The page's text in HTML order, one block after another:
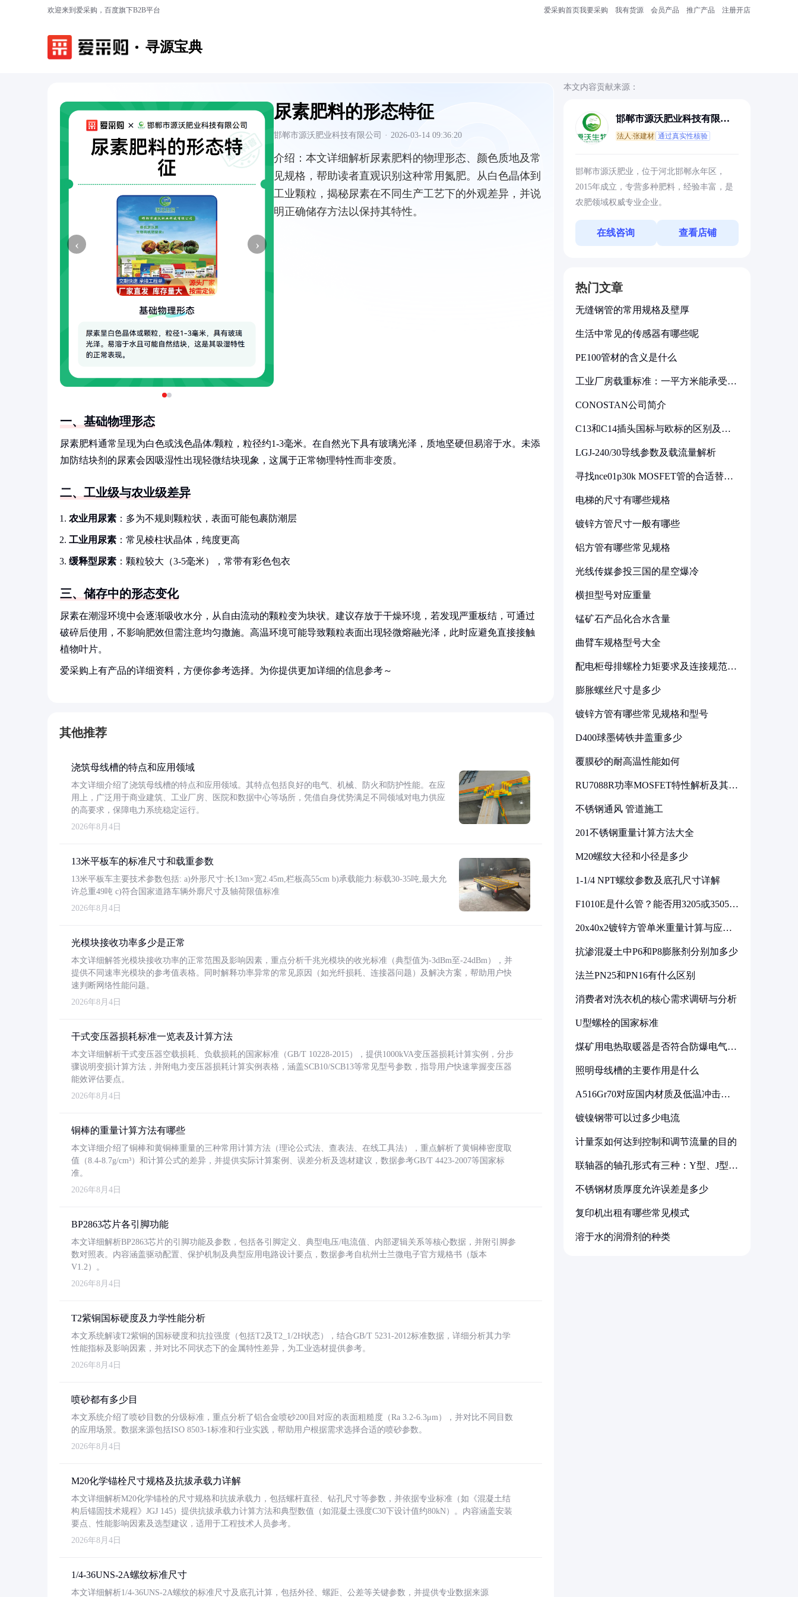
欢迎来到爱采购，百度旗下B2B平台 爱采购首页我要采购 我有货源 会员产品 推广产品 注册开店
寻源宝典
‹ ›
尿素肥料的形态特征
邯郸市源沃肥业科技有限公司 · 2026-03-14 09:36:20
介绍： 本文详细解析尿素肥料的物理形态、颜色质地及常
见规格，帮助读者直观识别这种常用氮肥。从白色晶体到
工业颗粒，揭秘尿素在不同生产工艺下的外观差异，并说
明正确储存方法以保持其特性。
一、基础物理形态
尿素肥料通常呈现为白色或浅色晶体/颗粒，粒径约1-3毫米。在自然光下具有玻璃光泽，质地坚硬但易溶于水。未添
加防结块剂的尿素会因吸湿性出现轻微结块现象，这属于正常物理特性而非变质。
二、工业级与农业级差异
农业用尿素 ：多为不规则颗粒状，表面可能包裹防潮层
工业用尿素 ：常见棱柱状晶体，纯度更高
缓释型尿素 ：颗粒较大（3-5毫米），常带有彩色包衣
三、储存中的形态变化
尿素在潮湿环境中会逐渐吸收水分，从自由流动的颗粒变为块状。建议存放于干燥环境，若发现严重板结，可通过
破碎后使用，不影响肥效但需注意均匀撒施。高温环境可能导致颗粒表面出现轻微熔融光泽，此时应避免直接接触
植物叶片。
爱采购上有产品的详细资料，方便你参考选择。为你提供更加详细的信息参考～
其他推荐
浇筑母线槽的特点和应用领域
本文详细介绍了浇筑母线槽的特点和应用领域。其特点包括良好的电气、机械、防火和防护性能。在应
用上，广泛用于商业建筑、工业厂房、医院和数据中心等场所，凭借自身优势满足不同领域对电力供应
的高要求，保障电力系统稳定运行。
2026年8月4日
13米平板车的标准尺寸和载重参数
13米平板车主要技术参数包括: a)外形尺寸:长13m×宽2.45m,栏板高55cm b)承载能力:标载30-35吨,最大允
许总重49吨 c)符合国家道路车辆外廓尺寸及轴荷限值标准
2026年8月4日
光模块接收功率多少是正常
本文详细解答光模块接收功率的正常范围及影响因素，重点分析千兆光模块的收光标准（典型值为-3dBm至-24dBm），并
提供不同速率光模块的参考值表格。同时解释功率异常的常见原因（如光纤损耗、连接器问题）及解决方案，帮助用户快
速判断网络性能问题。
2026年8月4日
干式变压器损耗标准一览表及计算方法
本文详细解析干式变压器空载损耗、负载损耗的国家标准（GB/T 10228-2015），提供1000kVA变压器损耗计算实例，分步
骤说明变损计算方法，并附电力变压器损耗计算实例表格，涵盖SCB10/SCB13等常见型号参数，指导用户快速掌握变压器
能效评估要点。
2026年8月4日
铜棒的重量计算方法有哪些
本文详细介绍了铜棒和黄铜棒重量的三种常用计算方法（理论公式法、查表法、在线工具法），重点解析了黄铜棒密度取
值（8.4-8.7g/cm³）和计算公式的差异，并提供实际计算案例、误差分析及选材建议，数据参考GB/T 4423-2007等国家标
准。
2026年8月4日
BP2863芯片各引脚功能
本文详细解析BP2863芯片的引脚功能及参数，包括各引脚定义、典型电压/电流值、内部逻辑关系等核心数据，并附引脚参
数对照表。内容涵盖驱动配置、保护机制及典型应用电路设计要点，数据参考自杭州士兰微电子官方规格书（版本
V1.2）。
2026年8月4日
T2紫铜国标硬度及力学性能分析
本文系统解读T2紫铜的国标硬度和抗拉强度（包括T2及T2_1/2H状态），结合GB/T 5231-2012标准数据，详细分析其力学
性能指标及影响因素，并对比不同状态下的金属特性差异，为工业选材提供参考。
2026年8月4日
喷砂都有多少目
本文系统介绍了喷砂目数的分级标准，重点分析了铝合金喷砂200目对应的表面粗糙度（Ra 3.2-6.3μm），并对比不同目数
的应用场景。数据来源包括ISO 8503-1标准和行业实践，帮助用户根据需求选择合适的喷砂参数。
2026年8月4日
M20化学锚栓尺寸规格及抗拔承载力详解
本文详细解析M20化学锚栓的尺寸规格和抗拔承载力，包括螺杆直径、钻孔尺寸等参数，并依据专业标准（如《混凝土结
构后锚固技术规程》JGJ 145）提供抗拔承载力计算方法和典型数值（如混凝土强度C30下设计值约80kN）。内容涵盖安装
要点、性能影响因素及选型建议，适用于工程技术人员参考。
2026年8月4日
1/4-36UNS-2A螺纹标准尺寸
本文详细解析1/4-36UNS-2A螺纹的标准尺寸及底孔计算，包括外径、螺距、公差等关键参数，并提供专业数据来源
本文内容贡献来源：
邯郸市源沃肥业科技有限公
法人:张建材 通过真实性核验
邯郸市源沃肥业，位于河北邯郸永年区，
2015年成立，专营多种肥料，经验丰富，是
农肥领域权威专业企业。
在线咨询 查看店铺
热门文章
无缝钢管的常用规格及壁厚
生活中常见的传感器有哪些呢
PE100管材的含义是什么
工业厂房载重标准：一平方米能承受多
CONOSTAN公司简介
C13和C14插头国标与欧标的区别及其
LGJ-240/30导线参数及载流量解析
寻找nce01p30k MOSFET管的合适替代
电梯的尺寸有哪些规格
镀锌方管尺寸一般有哪些
铝方管有哪些常见规格
光线传媒参投三国的星空爆冷
横担型号对应重量
锰矿石产品化合水含量
曲臂车规格型号大全
配电柜母排螺栓力矩要求及连接规范详
膨胀螺丝尺寸是多少
镀锌方管有哪些常见规格和型号
D400球墨铸铁井盖重多少
覆膜砂的耐高温性能如何
RU7088R功率MOSFET特性解析及其在
不锈钢通风 管道施工
201不锈钢重量计算方法大全
M20螺纹大径和小径是多少
1-1/4 NPT螺纹参数及底孔尺寸详解
F1010E是什么管？能否用3205或3505代
20x40x2镀锌方管单米重量计算与应用
抗渗混凝土中P6和P8膨胀剂分别加多少
法兰PN25和PN16有什么区别
消费者对洗衣机的核心需求调研与分析
U型螺栓的国家标准
煤矿用电热取暖器是否符合防爆电气设
照明母线槽的主要作用是什么
A516Gr70对应国内材质及低温冲击要
镀镍钢带可以过多少电流
计量泵如何达到控制和调节流量的目的
联轴器的轴孔形式有三种：Y型、J型、
不锈钢材质厚度允许误差是多少
复印机出租有哪些常见模式
溶于水的润滑剂的种类